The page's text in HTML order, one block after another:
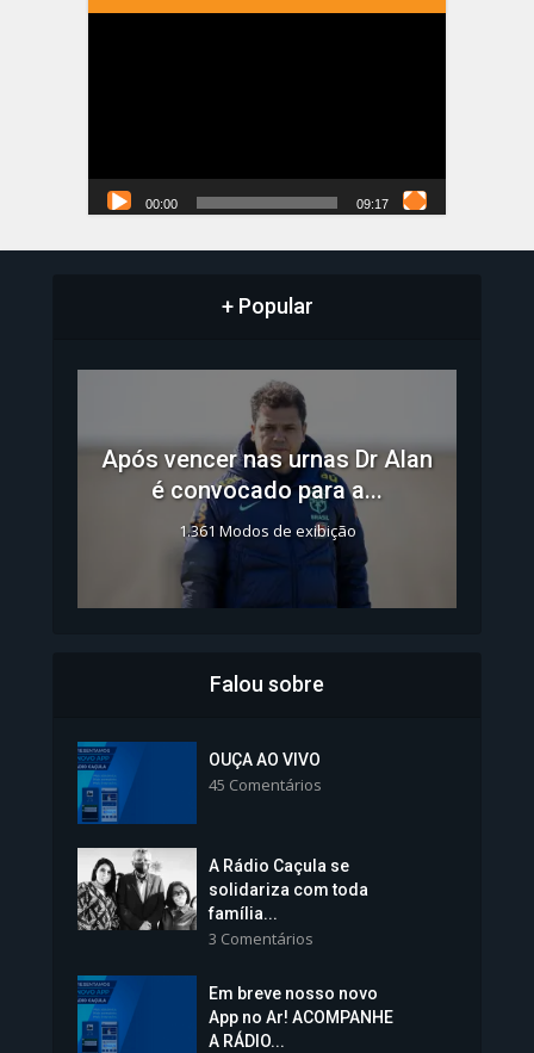
00:00 09:17
+ Popular
Após vencer nas urnas Dr Alan
é convocado para a...
1.361 Modos de exibição
Colégios da Polícia...
Vice-Prefeita Sheila Lemos
tomará posse nesta...
Falou sobre
OUÇA AO VIVO
45 Comentários
A Rádio Caçula se
solidariza com toda
família...
3 Comentários
Em breve nosso novo
App no Ar! ACOMPANHE
A RÁDIO...